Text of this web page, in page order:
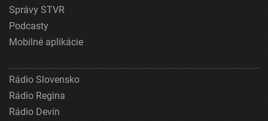
Správy STVR
Podcasty
Mobilné aplikácie
Rádio Slovensko
Rádio Regina
Rádio Devín